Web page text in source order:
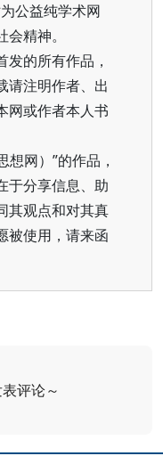
公益纯学术网
精神。
的所有作品，
请注明作者、出
网或作者本人书
想网）”的作品，
于分享信息、助
其观点和对其真
被使用，请来函
评论～